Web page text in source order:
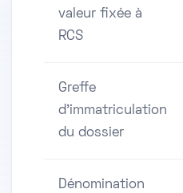
valeur fixée à
RCS
Greffe
d'immatriculation
du dossier
Dénomination